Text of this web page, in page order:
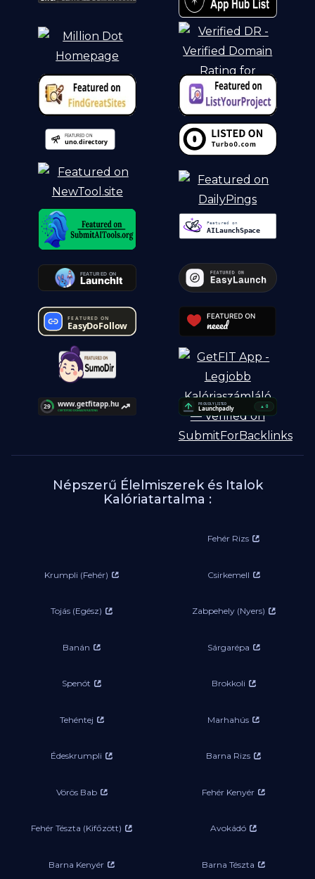
Népszerű Élelmiszerek és Italok
Kalóriatartalma :
Fehér Rizs
Krumpli (Fehér) Csirkemell
Tojás (Egész) Zabpehely (Nyers)
Banán Sárgarépa
Spenót Brokkoli
Tehéntej Marhahús
Édeskrumpli Barna Rizs
Vörös Bab Fehér Kenyér
Fehér Tészta (Kifőzött) Avokádó
Barna Kenyér Barna Tészta